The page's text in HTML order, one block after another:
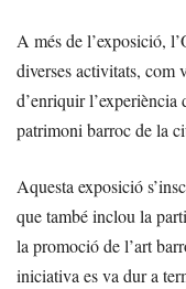
A més de l’exposició,
diverses activitats, com
d’enriquir
patrimoni barroc de la
Aquesta exposició
que també inclou la
la promoció de l’art
iniciativa es va dur a